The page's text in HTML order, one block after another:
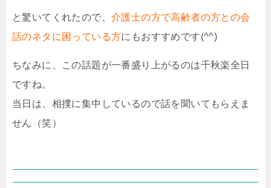
と驚いてくれたので、 介護士の方で高齢者の方との会
話のネタに困っている方にもおすすめです(^^)
ちなみに、この話題が一番盛り上がるのは千秋楽全日
ですね。
当日は、相撲に集中しているので話を聞いてもらえま
せん（笑）